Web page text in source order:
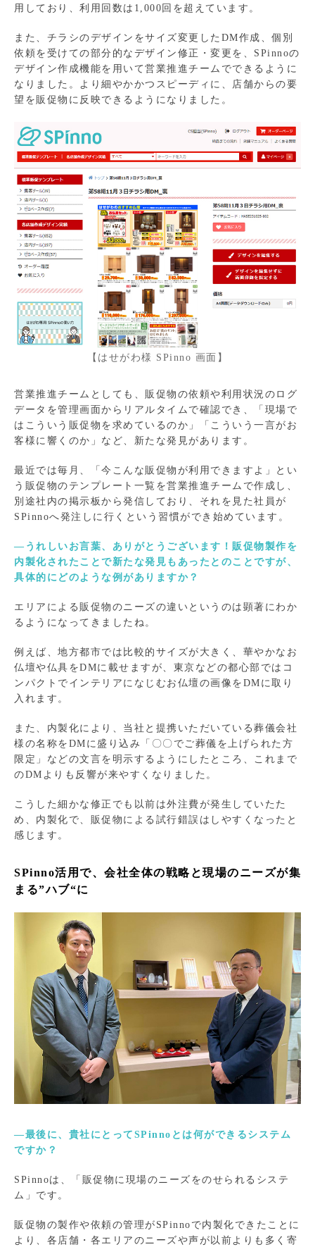
用しており、利用回数は1,000回を超えています。
また、チラシのデザインをサイズ変更したDM作成、個別
依頼を受けての部分的なデザイン修正・変更を、SPinnoの
デザイン作成機能を用いて営業推進チームでできるように
なりました。より細やかかつスピーディに、店舗からの要
望を販促物に反映できるようになりました。
【はせがわ様 SPinno 画面】
営業推進チームとしても、販促物の依頼や利用状況のログ
データを管理画面からリアルタイムで確認でき、「現場で
はこういう販促物を求めているのか」「こういう一言がお
客様に響くのか」など、新たな発見があります。
最近では毎月、「今こんな販促物が利用できますよ」とい
う販促物のテンプレート一覧を営業推進チームで作成し、
別途社内の掲示板から発信しており、それを見た社員が
SPinnoへ発注しに行くという習慣ができ始めています。
―うれしいお言葉、ありがとうございます！販促物製作を
内製化されたことで新たな発見もあったとのことですが、
具体的にどのような例がありますか？
エリアによる販促物のニーズの違いというのは顕著にわか
るようになってきましたね。
例えば、地方都市では比較的サイズが大きく、華やかなお
仏壇や仏具をDMに載せますが、東京などの都心部ではコ
ンパクトでインテリアになじむお仏壇の画像をDMに取り
入れます。
また、内製化により、当社と提携いただいている葬儀会社
様の名称をDMに盛り込み「〇〇でご葬儀を上げられた方
限定」などの文言を明示するようにしたところ、これまで
のDMよりも反響が来やすくなりました。
こうした細かな修正でも以前は外注費が発生していたた
め、内製化で、販促物による試行錯誤はしやすくなったと
感じます。
SPinno活用で、会社全体の戦略と現場のニーズが集
まる”ハブ“に
―最後に、貴社にとってSPinnoとは何ができるシステム
ですか？
SPinnoは、「販促物に現場のニーズをのせられるシステ
ム」です。
販促物の製作や依頼の管理がSPinnoで内製化できたことに
より、各店舗・各エリアのニーズや声が以前よりも多く寄